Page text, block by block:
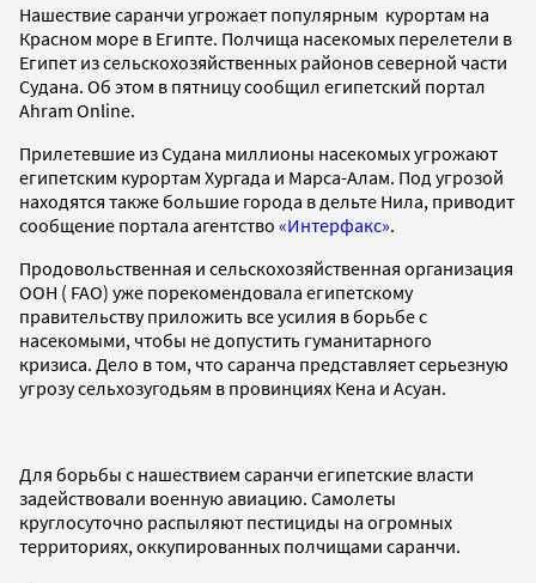
Нашествие саранчи угрожает популярным курортам на
Красном море в Египте. Полчища насекомых перелетели в
Египет из сельскохозяйственных районов северной части
Судана. Об этом в пятницу сообщил египетский портал
Ahram Online.
Прилетевшие из Судана миллионы насекомых угрожают
египетским курортам Хургада и Марса-Алам. Под угрозой
находятся также большие города в дельте Нила, приводит
сообщение портала агентство «Интерфакс».
Продовольственная и сельскохозяйственная организация
ООН ( FAO) уже порекомендовала египетскому
правительству приложить все усилия в борьбе с
насекомыми, чтобы не допустить гуманитарного
кризиса. Дело в том, что саранча представляет серьезную
угрозу сельхозугодьям в провинциях Кена и Асуан.
Для борьбы с нашествием саранчи египетские власти
задействовали военную авиацию. Самолеты
круглосуточно распыляют пестициды на огромных
территориях, оккупированных полчищами саранчи.